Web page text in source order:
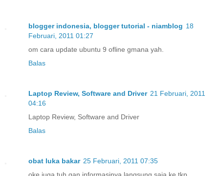
blogger indonesia, blogger tutorial - niamblog 18
Februari, 2011 01:27
om cara update ubuntu 9 ofline gmana yah.
Balas
Laptop Review, Software and Driver 21 Februari, 2011
04:16
Laptop Review, Software and Driver
Balas
obat luka bakar 25 Februari, 2011 07:35
oke juga tuh gan informasinya langsung saja ke tkp